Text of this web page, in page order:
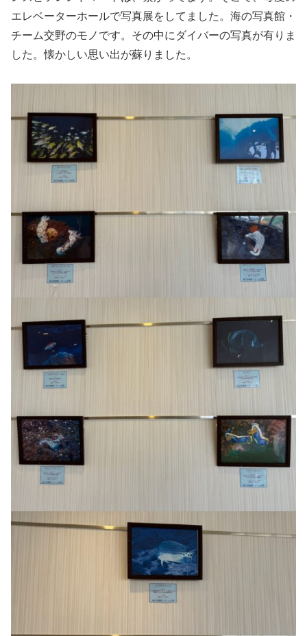
エレベーターホールで写真展をしてました。海の写真館・
チーム交野のモノです。その中にダイバーの写真が有りま
した。懐かしい思い出が蘇りました。